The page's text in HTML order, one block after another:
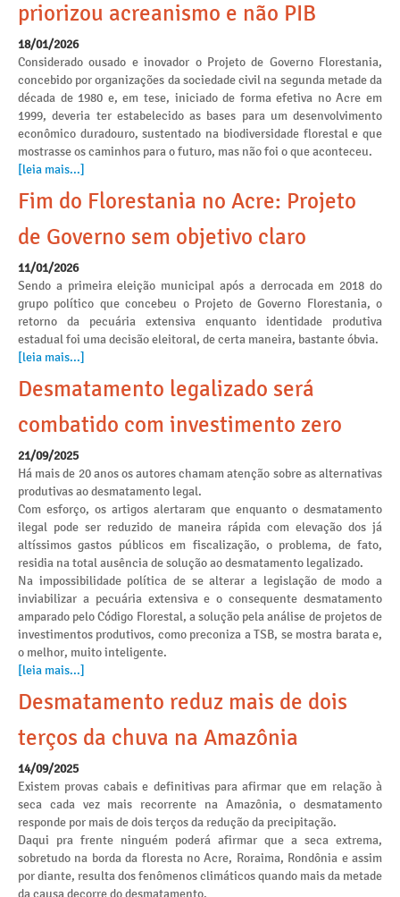
priorizou acreanismo e não PIB
18/01/2026
Considerado ousado e inovador o Projeto de Governo Florestania,
concebido por organizações da sociedade civil na segunda metade da
década de 1980 e, em tese, iniciado de forma efetiva no Acre em
1999, deveria ter estabelecido as bases para um desenvolvimento
econômico duradouro, sustentado na biodiversidade florestal e que
mostrasse os caminhos para o futuro, mas não foi o que aconteceu.
[leia mais...]
Fim do Florestania no Acre: Projeto
de Governo sem objetivo claro
11/01/2026
Sendo a primeira eleição municipal após a derrocada em 2018 do
grupo político que concebeu o Projeto de Governo Florestania, o
retorno da pecuária extensiva enquanto identidade produtiva
estadual foi uma decisão eleitoral, de certa maneira, bastante óbvia.
[leia mais...]
Desmatamento legalizado será
combatido com investimento zero
21/09/2025
Há mais de 20 anos os autores chamam atenção sobre as alternativas
produtivas ao desmatamento legal.
Com esforço, os artigos alertaram que enquanto o desmatamento
ilegal pode ser reduzido de maneira rápida com elevação dos já
altíssimos gastos públicos em fiscalização, o problema, de fato,
residia na total ausência de solução ao desmatamento legalizado.
Na impossibilidade política de se alterar a legislação de modo a
inviabilizar a pecuária extensiva e o consequente desmatamento
amparado pelo Código Florestal, a solução pela análise de projetos de
investimentos produtivos, como preconiza a TSB, se mostra barata e,
o melhor, muito inteligente.
[leia mais...]
Desmatamento reduz mais de dois
terços da chuva na Amazônia
14/09/2025
Existem provas cabais e definitivas para afirmar que em relação à
seca cada vez mais recorrente na Amazônia, o desmatamento
responde por mais de dois terços da redução da precipitação.
Daqui pra frente ninguém poderá afirmar que a seca extrema,
sobretudo na borda da floresta no Acre, Roraima, Rondônia e assim
por diante, resulta dos fenômenos climáticos quando mais da metade
da causa decorre do desmatamento.